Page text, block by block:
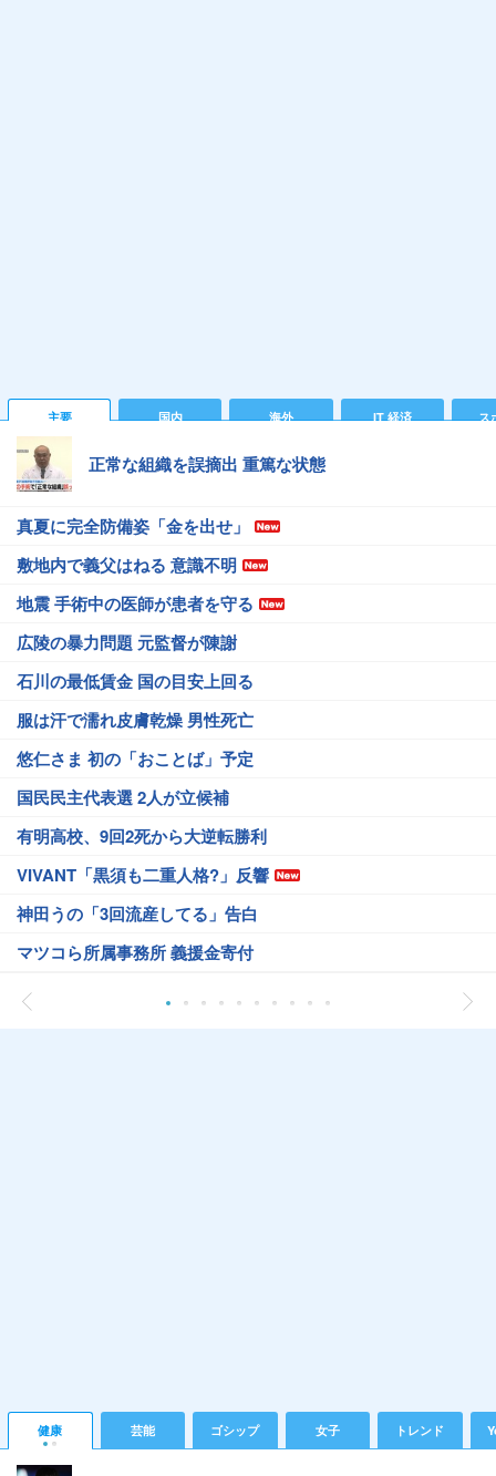
主要 国内 海外 IT 経済 ス
正常な組織を誤摘出 重篤な状態
真夏に完全防備姿「金を出せ」
敷地内で義父はねる 意識不明
地震 手術中の医師が患者を守る
広陵の暴力問題 元監督が陳謝
石川の最低賃金 国の目安上回る
服は汗で濡れ皮膚乾燥 男性死亡
悠仁さま 初の「おことば」予定
国民民主代表選 2人が立候補
有明高校、9回2死から大逆転勝利
VIVANT「黒須も二重人格?」反響
神田うの「3回流産してる」告白
マツコら所属事務所 義援金寄付
健康 芸能 ゴシップ 女子 トレンド